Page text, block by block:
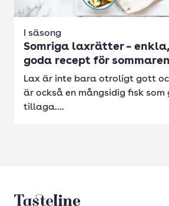
I säsong
Somriga laxrätter –
goda recept för sommaren
Lax är inte bara otroligt gott
är också en mångsidig fisk
tillaga....
Tasteline startsida